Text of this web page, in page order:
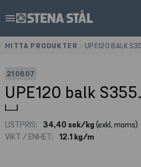
menu
HITTA PRODUKTER UPE120 BALK
210807
UPE120 balk
LISTPRIS: 34,40 sek/kg(exkl. moms)
VIKT / ENHET:
12.1 kg/m